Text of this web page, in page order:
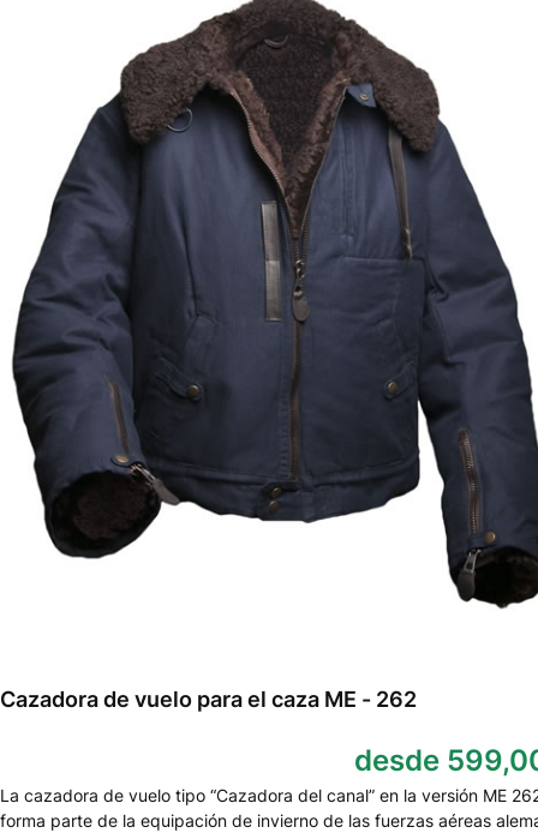
Cazadora de vuelo para el caza ME - 262
desde
La cazadora de vuelo tipo “Cazadora del canal” en la versión ME
forma parte de la equipación de invierno de las fuerzas aéreas